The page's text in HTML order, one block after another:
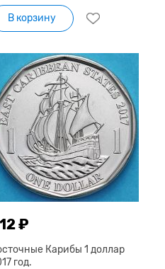
В корзину
₽
Карибы 1 доллар
год.